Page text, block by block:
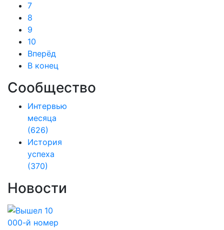
7
8
9
10
Вперёд
В конец
Сообщество
Интервью
месяца
(626)
История
успеха
(370)
Новости